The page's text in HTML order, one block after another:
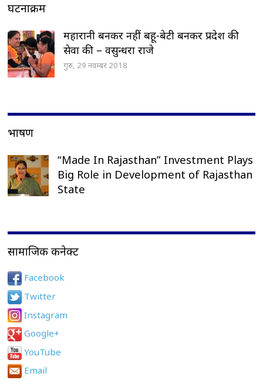
घटनाक्रम
महारानी बनकर नहीं बहू-बेटी बनकर प्रदेश की
सेवा की – वसुन्धरा राजे
गुरु, 29 नवम्बर 2018
भाषण
“Made In Rajasthan” Investment Plays
Big Role in Development of Rajasthan
State
सामाजिक कनेक्ट
Facebook
Twitter
Instagram
Google+
YouTube
Email